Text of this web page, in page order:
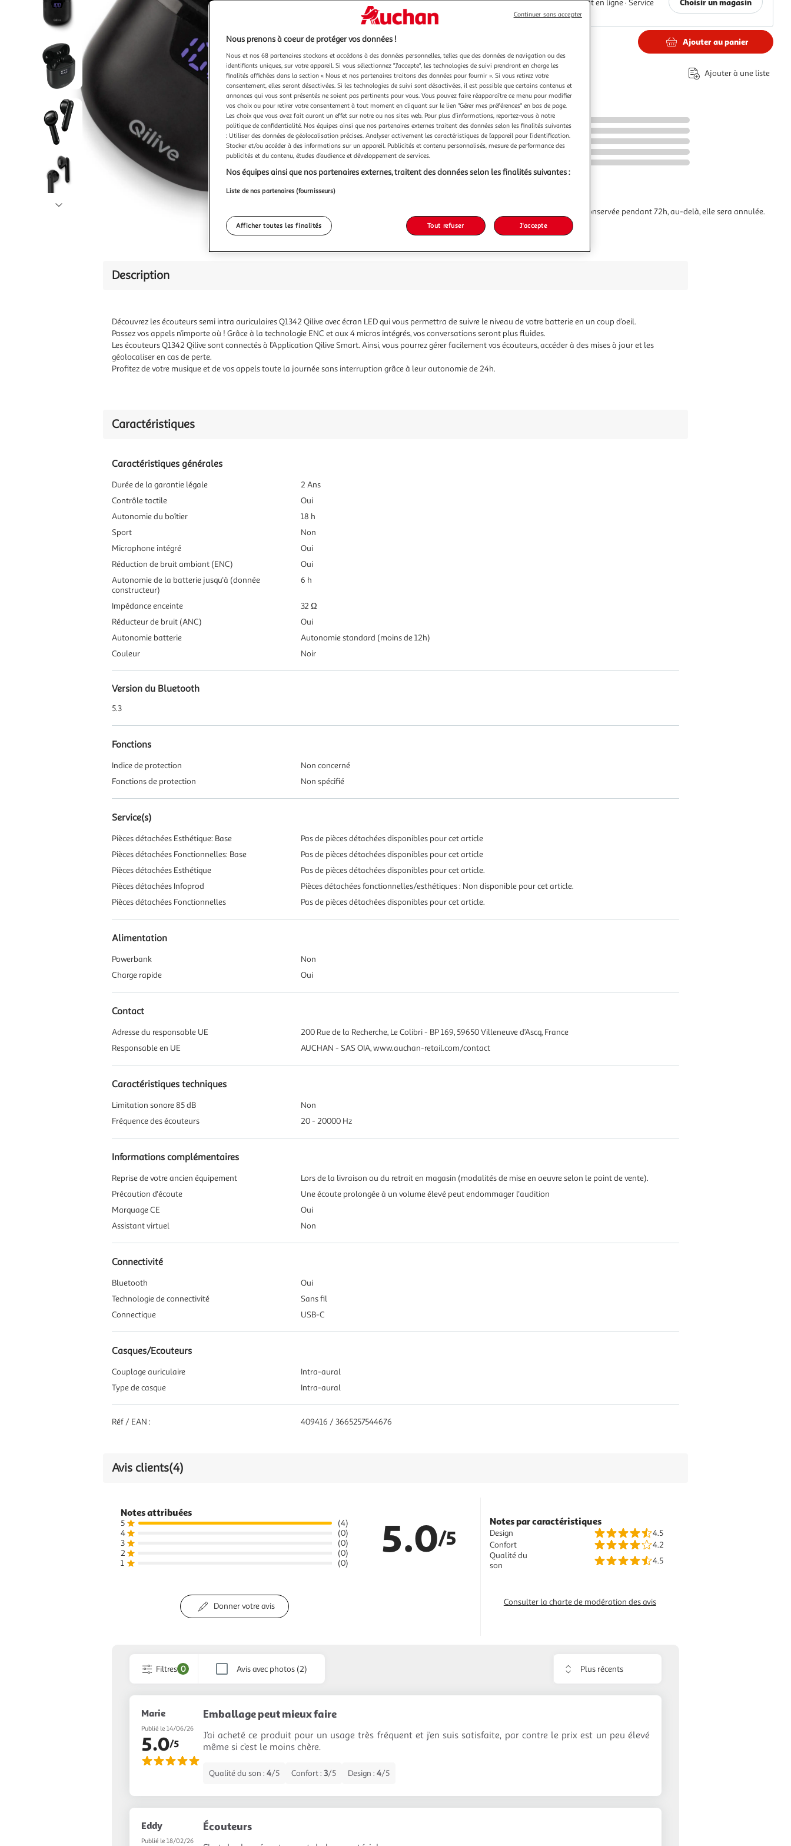
Illustration
Paiement en ligne ·Service
offert
19,99€ / pce
dont 0,14€ d'éco-part.
Ajouter au panier
Ajouter à une liste
Votre commande sera conservée pendant 72h, au-delà, elle sera annulée.
Description
Découvrez les écouteurs semi intra auriculaires Q1342 Qilive avec écran LED qui vous permettra de suivre le niveau de votre batterie en un coup d’oeil.
Passez vos appels n’importe où ! Grâce à la technologie ENC et aux 4 micros intégrés, vos conversations seront plus fluides.
Les écouteurs Q1342 Qilive sont connectés à l’Application Qilive Smart. Ainsi, vous pourrez gérer facilement vos écouteurs, accéder à des mises à jour et les
géolocaliser en cas de perte.
Profitez de votre musique et de vos appels toute la journée sans interruption grâce à leur autonomie de 24h.
Caractéristiques
Caractéristiques générales
Durée de la garantie légale
2 Ans
Contrôle tactile
Oui
Autonomie du boîtier
18 h
Sport
Non
Microphone intégré
Oui
Réduction de bruit ambiant (ENC)
Oui
Autonomie de la batterie jusqu'à (donnée
constructeur)
6 h
Impédance enceinte
32 Ω
Réducteur de bruit (ANC)
Oui
Autonomie batterie
Autonomie standard (moins de 12h)
Couleur
Noir
Version du Bluetooth
5.3
Fonctions
Indice de protection
Non concerné
Fonctions de protection
Non spécifié
Service(s)
Pièces détachées Esthétique: Base
Pas de pièces détachées disponibles pour cet article
Pièces détachées Fonctionnelles: Base
Pas de pièces détachées disponibles pour cet article
Pièces détachées Esthétique
Pas de pièces détachées disponibles pour cet article.
Pièces détachées Infoprod
Pièces détachées fonctionnelles/esthétiques : Non disponible pour cet article.
Pièces détachées Fonctionnelles
Pas de pièces détachées disponibles pour cet article.
Alimentation
Powerbank
Non
Charge rapide
Oui
Contact
Adresse du responsable UE
200 Rue de la Recherche, Le Colibri - BP 169, 59650 Villeneuve d’Ascq, France
Responsable en UE
AUCHAN - SAS OIA, www.auchan-retail.com/contact
Caractéristiques techniques
Limitation sonore 85 dB
Non
Fréquence des écouteurs
20 - 20000 Hz
Informations complémentaires
Reprise de votre ancien équipement
Lors de la livraison ou du retrait en magasin (modalités de mise en oeuvre selon le point de vente).
Précaution d'écoute
Une écoute prolongée à un volume élevé peut endommager l'audition
Marquage CE
Oui
Assistant virtuel
Non
Connectivité
Bluetooth
Oui
Technologie de connectivité
Sans fil
Connectique
USB-C
Casques/Ecouteurs
Couplage auriculaire
Intra-aural
Type de casque
Intra-aural
Réf / EAN : 409416 / 3665257544676
Avis clients(4)
Notes attribuées
5
(4)
4
(0)
3
(0)
2
(0)
1
(0)
5.0/5
Donner votre avis
Notes par caractéristiques
Design
4.5
Confort
4.2
Qualité du
son
4.5
Consulter la charte de modération des avis
Filtres 0 Avis avec photos (2)
Trier
avis
Marie
Publié le 14/06/26
5.0/5
Emballage peut mieux faire
J’ai acheté ce produit pour un usage très fréquent et j’en suis satisfaite, par contre le prix est un peu élevé
même si c’est le moins chère.
Qualité du son : 4/5 Confort : 3/5 Design : 4/5
Eddy
Publié le 18/02/26
Écouteurs
Nous prenons à coeur de protéger vos données !
Nous et nos 68 partenaires stockons et accédons à des données personnelles, telles que des données de navigation ou des
identifiants uniques, sur votre appareil. Si vous sélectionnez "J'accepte", les technologies de suivi prendront en charge les
finalités affichées dans la section « Nous et nos partenaires traitons des données pour fournir ». Si vous retirez votre
consentement, elles seront désactivées. Si les technologies de suivi sont désactivées, il est possible que certains contenus et
annonces qui vous sont présentés ne soient pas pertinents pour vous. Vous pouvez faire réapparaître ce menu pour modifier
vos choix ou pour retirer votre consentement à tout moment en cliquant sur le lien "Gérer mes préférences" en bas de page.
Les choix que vous avez fait auront un effet sur notre ou nos sites web. Pour plus d’informations, reportez-vous à notre
politique de confidentialité. Nos équipes ainsi que nos partenaires externes traitent des données selon les finalités suivantes
: Utiliser des données de géolocalisation précises. Analyser activement les caractéristiques de l’appareil pour l’identification.
Stocker et/ou accéder à des informations sur un appareil. Publicités et contenu personnalisés, mesure de performance des
publicités et du contenu, études d’audience et développement de services.
Nos équipes ainsi que nos partenaires externes, traitent des données selon les finalités suivantes :
Liste de nos partenaires (fournisseurs)
Afficher toutes les finalités Tout refuser J'accepte
Continuer sans accepter